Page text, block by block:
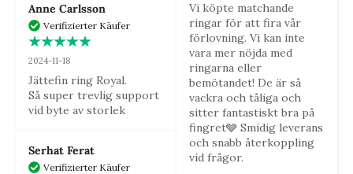
Anne Carlsson
Verifizierter Käufer
2024-11-18
Jättefin ring Royal.
Så super trevlig support
vid byte av storlek
Serhat Ferat
Verifizierter Käufer
Vi köpte matchande
ringar för att fira vår
förlovning. Vi kan inte
vara mer nöjda med
ringarna eller
bemötandet! De är så
vackra och tåliga och
sitter fantastiskt bra på
fingret🩶 Smidig leverans
och snabb återkoppling
vid frågor.